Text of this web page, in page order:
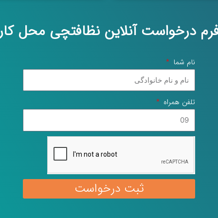
درخواست آنلاین نظافتچی محل
نام شما
تلفن همراه
ثبت درخواست